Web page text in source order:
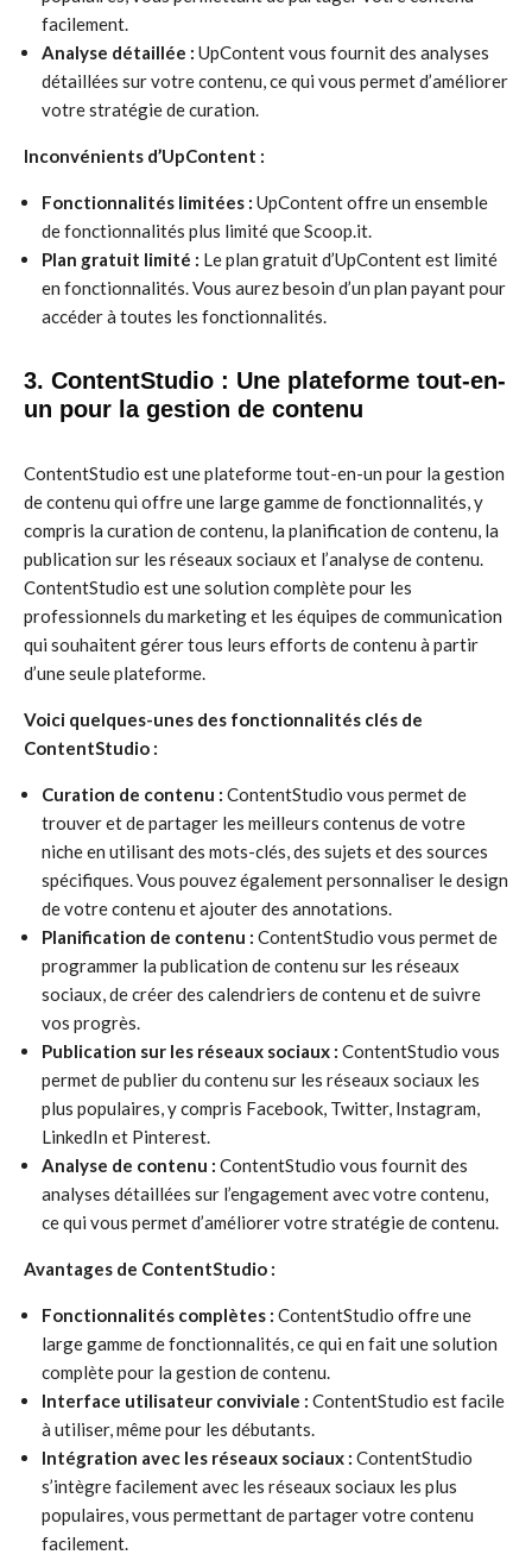
facilement.
Analyse détaillée : UpContent vous fournit des analyses
détaillées sur votre contenu, ce qui vous permet d’améliorer
votre stratégie de curation.
Inconvénients d’UpContent :
Fonctionnalités limitées : UpContent offre un ensemble
de fonctionnalités plus limité que Scoop.it.
Plan gratuit limité : Le plan gratuit d’UpContent est limité
en fonctionnalités. Vous aurez besoin d’un plan payant pour
accéder à toutes les fonctionnalités.
3. ContentStudio : Une plateforme tout-en-
un pour la gestion de contenu
ContentStudio est une plateforme tout-en-un pour la gestion
de contenu qui offre une large gamme de fonctionnalités, y
compris la curation de contenu, la planification de contenu, la
publication sur les réseaux sociaux et l’analyse de contenu.
ContentStudio est une solution complète pour les
professionnels du marketing et les équipes de communication
qui souhaitent gérer tous leurs efforts de contenu à partir
d’une seule plateforme.
Voici quelques-unes des fonctionnalités clés de
ContentStudio :
Curation de contenu : ContentStudio vous permet de
trouver et de partager les meilleurs contenus de votre
niche en utilisant des mots-clés, des sujets et des sources
spécifiques. Vous pouvez également personnaliser le design
de votre contenu et ajouter des annotations.
Planification de contenu : ContentStudio vous permet de
programmer la publication de contenu sur les réseaux
sociaux, de créer des calendriers de contenu et de suivre
vos progrès.
Publication sur les réseaux sociaux : ContentStudio vous
permet de publier du contenu sur les réseaux sociaux les
plus populaires, y compris Facebook, Twitter, Instagram,
LinkedIn et Pinterest.
Analyse de contenu : ContentStudio vous fournit des
analyses détaillées sur l’engagement avec votre contenu,
ce qui vous permet d’améliorer votre stratégie de contenu.
Avantages de ContentStudio :
Fonctionnalités complètes : ContentStudio offre une
large gamme de fonctionnalités, ce qui en fait une solution
complète pour la gestion de contenu.
Interface utilisateur conviviale : ContentStudio est facile
à utiliser, même pour les débutants.
Intégration avec les réseaux sociaux : ContentStudio
s’intègre facilement avec les réseaux sociaux les plus
populaires, vous permettant de partager votre contenu
facilement.